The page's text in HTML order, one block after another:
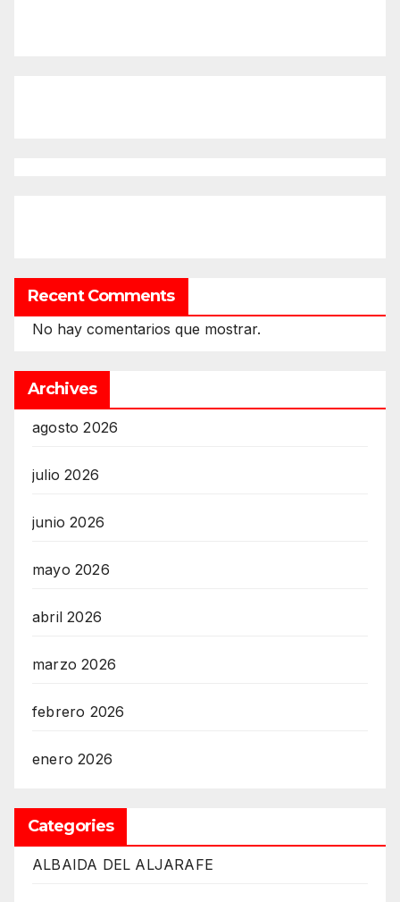
Recent Comments
No hay comentarios que mostrar.
Archives
agosto 2026
julio 2026
junio 2026
mayo 2026
abril 2026
marzo 2026
febrero 2026
enero 2026
Categories
ALBAIDA DEL ALJARAFE